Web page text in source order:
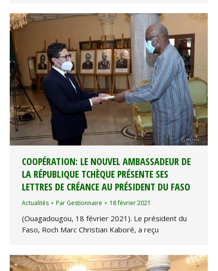
COOPÉRATION: LE NOUVEL AMBASSADEUR DE
LA RÉPUBLIQUE TCHÈQUE PRÉSENTE SES
LETTRES DE CRÉANCE AU PRÉSIDENT DU FASO
Actualités Par Gestionnaire 18 février 2021
(Ouagadougou, 18 février 2021). Le président du
Faso, Roch Marc Christian Kaboré, a reçu